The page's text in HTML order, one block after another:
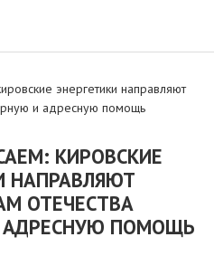
энергетики направляют
и адресную помощь
КИРОВСКИЕ
НАПРАВЛЯЮТ
ОТЕЧЕСТВА
ПОМОЩЬ